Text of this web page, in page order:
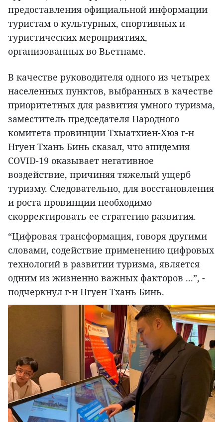
предоставления официальной информации
туристам о культурных, спортивных и
туристических мероприятиях,
организованных во Вьетнаме.
В качестве руководителя одного из четырех
населенных пунктов, выбранных в качестве
приоритетных для развития умного туризма,
заместитель председателя Народного
комитета провинции Тхыатхиен-Хюэ г-н
Нгуен Тхань Бинь сказал, что эпидемия
COVID-19 оказывает негативное
воздействие, причиняя тяжелый ущерб
туризму. Следовательно, для восстановления
и роста провинции необходимо
скорректировать ее стратегию развития.
“Цифровая трансформация, говоря другими
словами, содействие применению цифровых
технологий в развитии туризма, является
одним из жизненно важных факторов ...”, -
подчеркнул г-н Нгуен Тхань Бинь.